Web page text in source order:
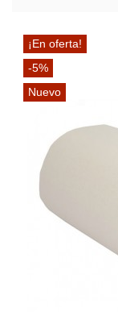
¡En oferta!
-5%
Nuevo